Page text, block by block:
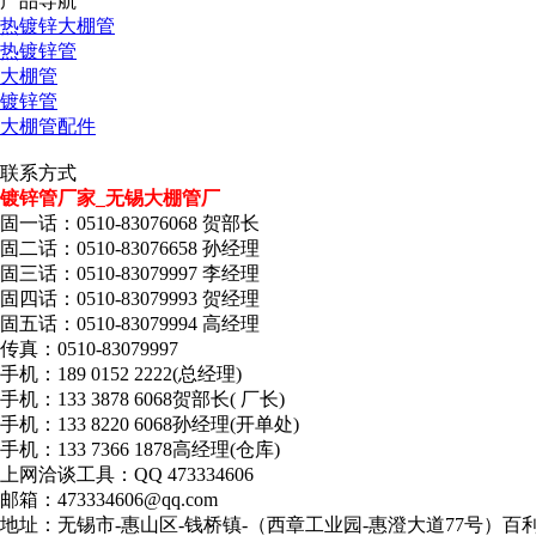
热镀锌大棚管
热镀锌管
大棚管
镀锌管
大棚管配件
联系方式
镀锌管厂家_无锡大棚管厂
固一话：0510-83076068 贺部长
固二话：0510-83076658 孙经理
固三话：0510-83079997 李经理
固四话：0510-83079993 贺经理
固五话：0510-83079994 高经理
传真：0510-83079997
手机：189 0152 2222(总经理)
手机：133 3878 6068贺部长( 厂长)
手机：133 8220 6068孙经理(开单处)
手机：133 7366 1878高经理(仓库)
上网洽谈工具：QQ 473334606
邮箱：473334606@qq.com
地址：无锡市-惠山区-钱桥镇-（西章工业园-惠澄大道77号）百